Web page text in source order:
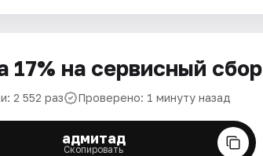
17% на сервисный сбор
2 552 раз Проверено: 1 минуту назад
адмитад
Скопировать